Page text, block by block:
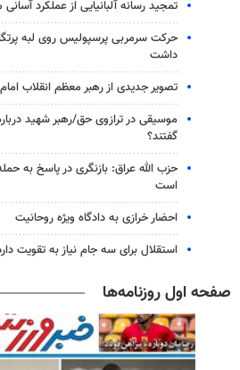
تمجید رسانه آلبانیایی از عملکرد
حرکت سرمربی پرسپولیس روی لبه
داشت
تصویر جدیدی از رهبر معظم انقلاب
موسیقی در ترازوی حق/رهبر شهید
گفتند؟
حزب الله عراق: بازنگری در پاسخ به
است
احضار خرازی به دادگاه ویژه روحانیت
استقلال برای سه جام نیاز به تقویت
صفحه اول روزنامه‌ها